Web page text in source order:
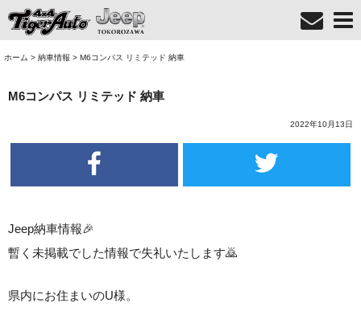
ホーム > 納車情報 > M6コンパス リミテッド 納車
M6コンパス リミテッド 納車
2022年10月13日
Jeep納車情報🎉
暫く未掲載でした情報で失礼いたします🙇
県内にお住まいのU様。